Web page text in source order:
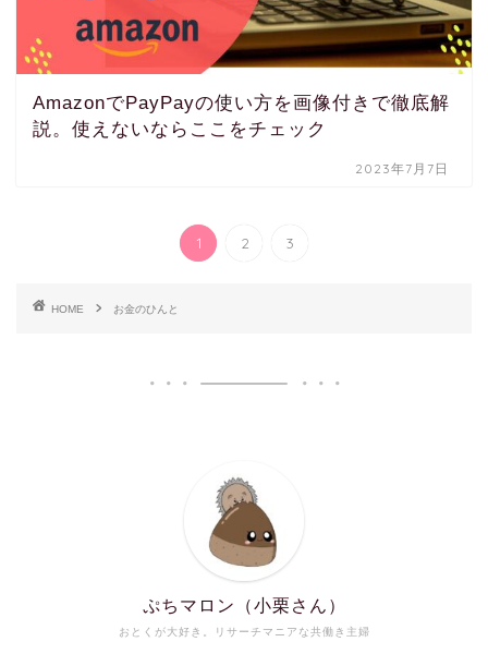
AmazonでPayPayの使い方を画像付きで徹底解
説。使えないならここをチェック
2023年7月7日
1 2 3
HOME お金のひんと
おとくが大好き。リサーチマニアな共働き主婦
ぷちマロン（小栗さん）